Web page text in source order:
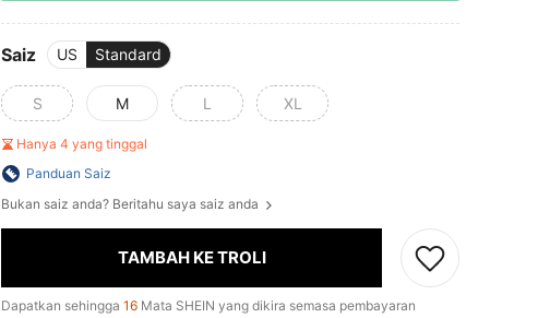
Saiz US Standard
S M L XL
Hanya 4 yang tinggal
Panduan Saiz
Bukan saiz anda? Beritahu saya saiz anda
TAMBAH KE TROLI
Dapatkan sehingga 16 Mata SHEIN yang dikira semasa pembayaran